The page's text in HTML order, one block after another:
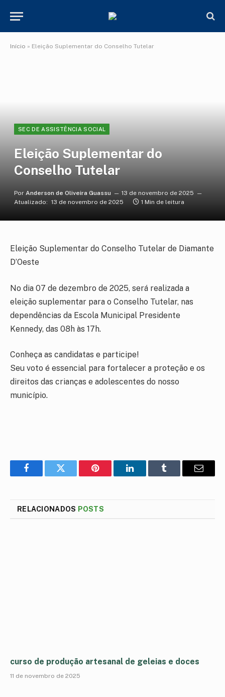
Início » Eleição Suplementar do Conselho Tutelar
SEC DE ASSISTÊNCIA SOCIAL
Eleição Suplementar do
Conselho Tutelar
Por Anderson de Oliveira Guassu
13 de novembro de 2025
Atualizado: 13 de novembro de 2025 1 Min de leitura
Eleição Suplementar do Conselho Tutelar de Diamante
D’Oeste
No dia 07 de dezembro de 2025, será realizada a
eleição suplementar para o Conselho Tutelar, nas
dependências da Escola Municipal Presidente
Kennedy, das 08h às 17h.
Conheça as candidatas e participe!
Seu voto é essencial para fortalecer a proteção e os
direitos das crianças e adolescentes do nosso
município.
FacebookTwitter Pinterest LinkedInTumblr
E-
RELACIONADOS POSTS
curso de produção artesanal de geleias e doces
11 de novembro de 2025